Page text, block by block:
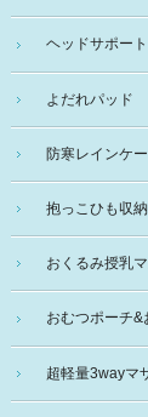
ヘッドサポート
よだれパッド
防寒レインケ
抱っこひも収
おくるみ授乳
おむつポーチ&
超軽量3wayマ